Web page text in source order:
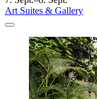
Art Suites & Gallery